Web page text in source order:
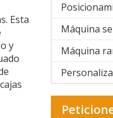
Esta
y
Máquina